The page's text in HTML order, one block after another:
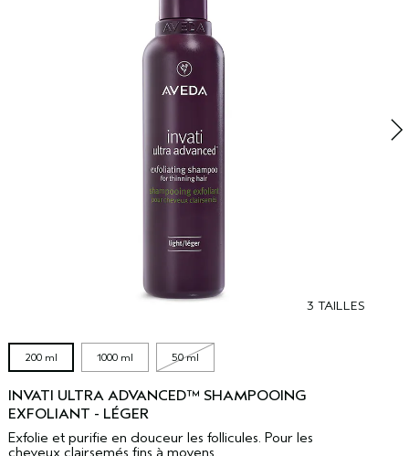
3 TAILLES
200 ml 1000 ml 50 ml
INVATI ULTRA ADVANCED™ SHAMPOOING
EXFOLIANT - LÉGER
Exfolie et purifie en douceur les follicules. Pour les
cheveux clairsemés fins à moyens.